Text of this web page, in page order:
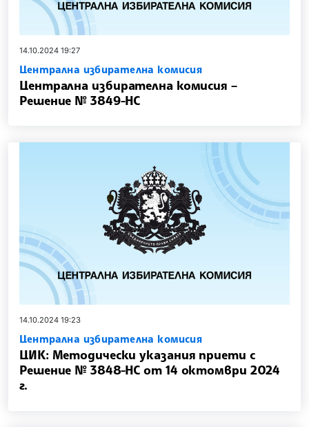
14.10.2024 19:27
Централна избирателна комисия
Централна избирателна комисия –
Решение № 3849-НС
14.10.2024 19:23
Централна избирателна комисия
ЦИК: Методически указания приети с
Решение № 3848-НС от 14 октомври 2024
г.